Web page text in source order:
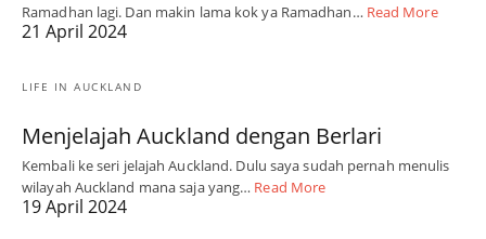
Ramadhan lagi. Dan makin lama kok ya Ramadhan… Read More
21 April 2024
LIFE IN AUCKLAND
Menjelajah Auckland dengan Berlari
Kembali ke seri jelajah Auckland. Dulu saya sudah pernah menulis
wilayah Auckland mana saja yang… Read More
19 April 2024